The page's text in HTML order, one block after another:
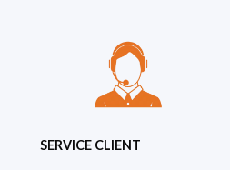
SERVICE CLIENT